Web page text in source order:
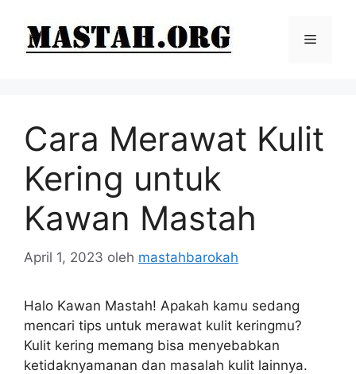
Menu
Cara Merawat Kulit
Kering untuk
Kawan Mastah
April 1, 2023 oleh mastahbarokah
Halo Kawan Mastah! Apakah kamu sedang
mencari tips untuk merawat kulit keringmu?
Kulit kering memang bisa menyebabkan
ketidaknyamanan dan masalah kulit lainnya.